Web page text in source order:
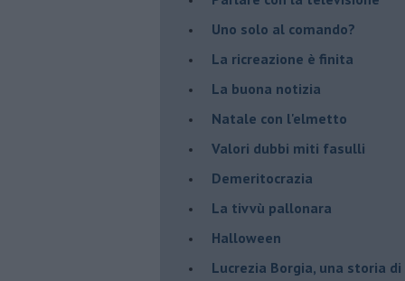
Uno solo al comando?
La ricreazione è finita
La buona notizia
Natale con l'elmetto
Valori dubbi miti fasulli
Demeritocrazia
La tivvù pallonara
Halloween
​Lucrezia Borgia, una storia